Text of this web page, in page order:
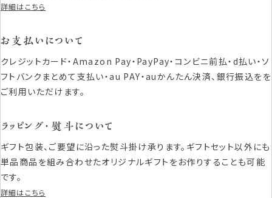
詳細はこちら
お支払いについて
クレジットカード・Amazon Pay・PayPay・コンビニ前払・d払い・ソ
フトバンクまとめて支払い・au PAY・auかんたん決済、銀行振込をを
ご利用いただけます。
ラッピング・熨斗について
ギフト包装、ご要望に沿った熨斗掛け承ります。ギフトセット以外にも
単品商品を組み合わせたオリジナルギフトをお作りすることも可能
です。
詳細はこちら